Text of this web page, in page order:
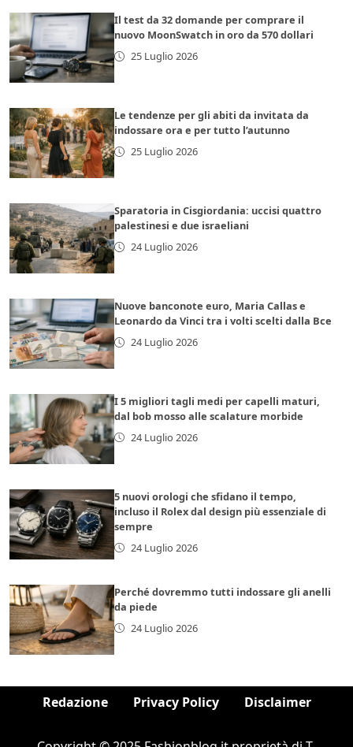
Il test da 32 domande per comprare il
nuovo MoonSwatch in oro da 570 dollari
25 Luglio 2026
Le tendenze per gli abiti da invitata da
indossare ora e per tutto l’autunno
25 Luglio 2026
Sparatoria in Cisgiordania: uccisi quattro
palestinesi e due israeliani
24 Luglio 2026
Nuove banconote euro, Maria Callas e
Leonardo da Vinci tra i volti scelti dalla Bce
24 Luglio 2026
I 5 migliori tagli medi per capelli maturi,
dal bob mosso alle scalature morbide
24 Luglio 2026
5 nuovi orologi che sfidano il tempo,
incluso il Rolex dal design più essenziale di
sempre
24 Luglio 2026
Perché dovremmo tutti indossare gli anelli
da piede
24 Luglio 2026
Redazione Privacy Policy Disclaimer